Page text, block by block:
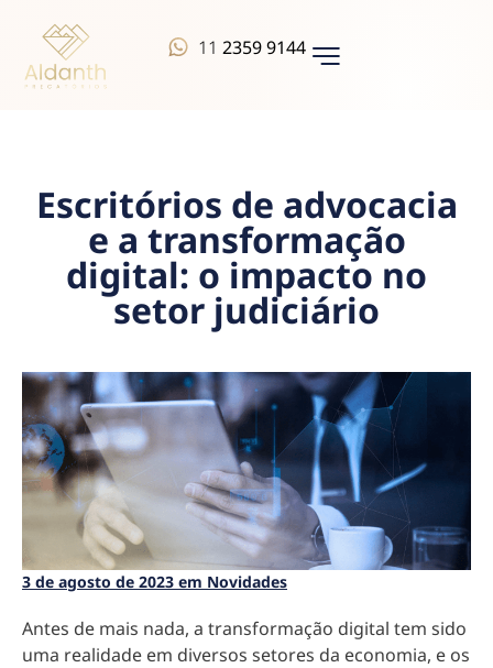
112359 9144
Escritórios de advocacia
e a transformação
digital: o impacto no
setor judiciário
3 de agosto de 2023 em Novidades
Antes de mais nada, a transformação digital tem sido
uma realidade em diversos setores da economia, e os